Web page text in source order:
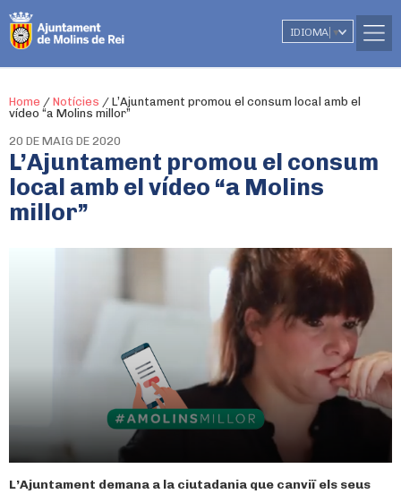
IDIOMA ▼
Home / Notícies / L’Ajuntament promou el consum local amb el
vídeo “a Molins millor”
20 DE MAIG DE 2020
L’Ajuntament promou el consum
local amb el vídeo “a Molins
millor”
L’Ajuntament demana a la ciutadania que canviï els seus